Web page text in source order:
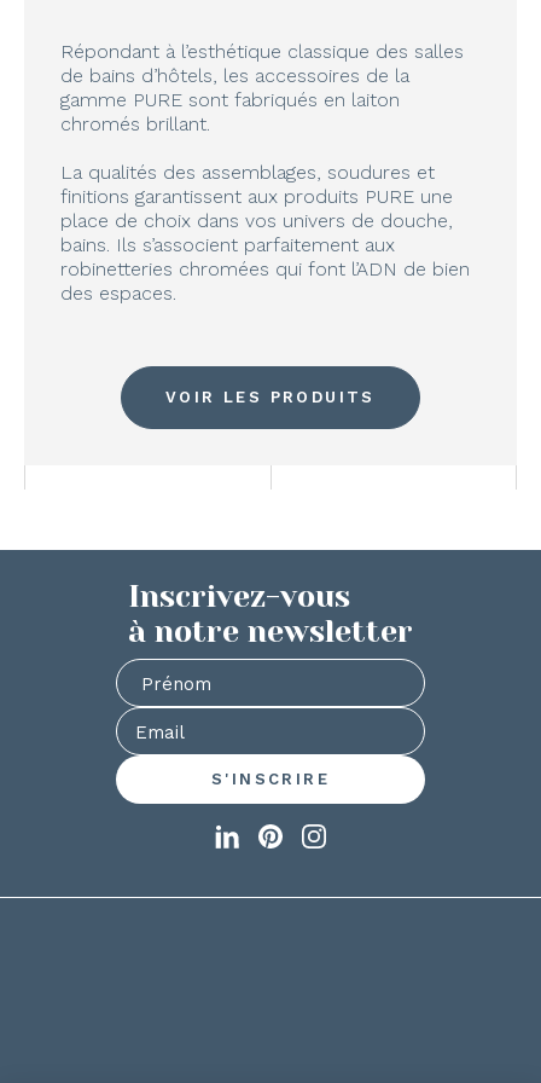
Répondant à l’esthétique classique des salles
de bains d’hôtels, les accessoires de la
gamme PURE sont fabriqués en laiton
chromés brillant.
La qualités des assemblages, soudures et
finitions garantissent aux produits PURE une
place de choix dans vos univers de douche,
bains. Ils s’associent parfaitement aux
robinetteries chromées qui font l’ADN de bien
des espaces.
VOIR LES PRODUITS
Inscrivez-vous
à notre newsletter